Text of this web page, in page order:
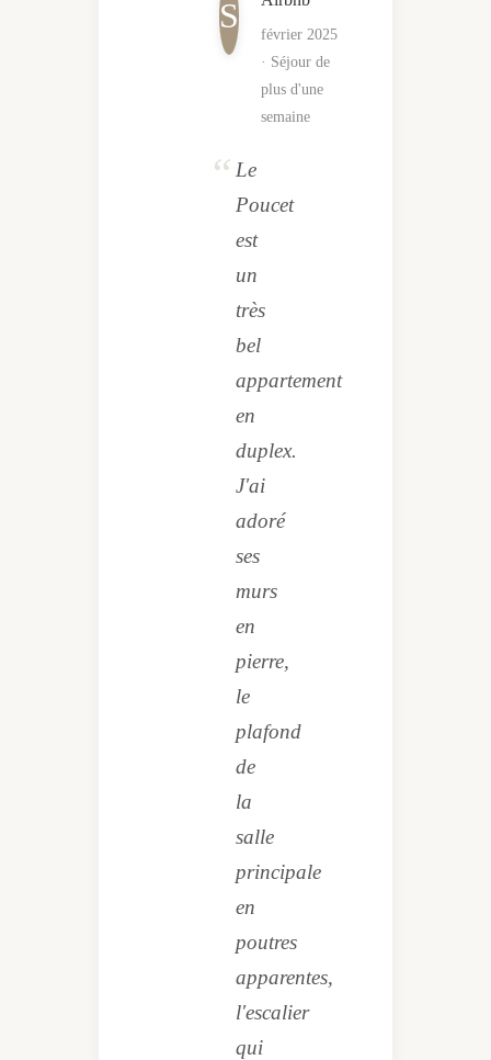
Sèche-cheveux
Pèse-personnes
Climatisation réversible
S
février 2025
· Séjour de
plus d'une
semaine
Le
Poucet
est
un
très
bel
appartement
en
duplex.
J'ai
adoré
ses
murs
en
pierre,
le
plafond
de
la
salle
principale
en
poutres
apparentes,
l'escalier
qui